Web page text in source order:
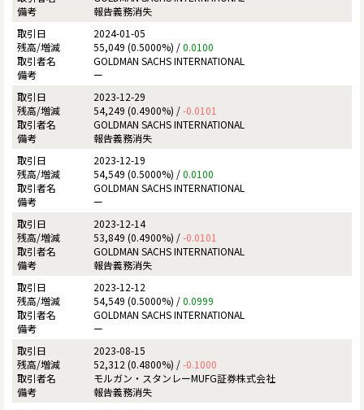
報告義務消失
2024-01-05
55,049 (0.5000%) /0.0100
GOLDMAN SACHS INTERNATIONAL
ー
2023-12-29
54,249 (0.4900%) /-0.0101
GOLDMAN SACHS INTERNATIONAL
報告義務消失
2023-12-19
54,549 (0.5000%) /0.0100
GOLDMAN SACHS INTERNATIONAL
ー
2023-12-14
53,849 (0.4900%) /-0.0101
GOLDMAN SACHS INTERNATIONAL
報告義務消失
2023-12-12
54,549 (0.5000%) /0.0999
GOLDMAN SACHS INTERNATIONAL
ー
2023-08-15
52,312 (0.4800%) /-0.1000
モルガン・スタンレーMUFG証券株式会社
報告義務消失